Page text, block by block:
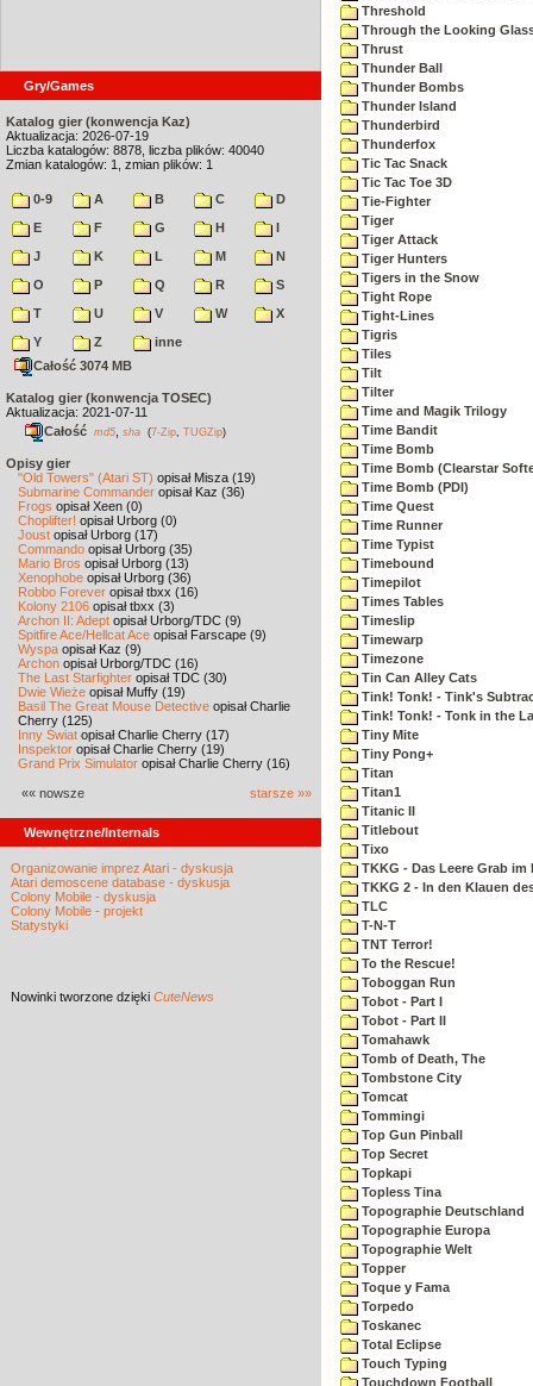
Gry/Games
Katalog gier (konwencja Kaz)
Aktualizacja: 2026-07-19
Liczba katalogów: 8878, liczba plików: 40040
Zmian katalogów: 1, zmian plików: 1
0-9 A B C
D
E
F G H
I
J
K L M
N
O
P Q R
S
T
U V W
X
Y
Z
inne
Całość 3074 MB
Katalog gier (konwencja TOSEC)
Aktualizacja: 2021-07-11
Całość md5 sha (7-Zip TUGZip)
Opisy gier
"Old Towers" (Atari ST) opisał Misza (19)
Submarine Commander opisał Kaz (36)
Frogs opisał Xeen (0)
Choplifter! opisał Urborg (0)
Joust opisał Urborg (17)
Commando opisał Urborg (35)
Mario Bros opisał Urborg (13)
Xenophobe opisał Urborg (36)
Robbo Forever opisał tbxx (16)
Kolony 2106 opisał tbxx (3)
Archon II: Adept opisał Urborg/TDC (9)
Spitfire Ace/Hellcat Ace opisał Farscape (9)
Wyspa opisał Kaz (9)
Archon opisał Urborg/TDC (16)
The Last Starfighter opisał TDC (30)
Dwie Wieże opisał Muffy (19)
Basil The Great Mouse Detective opisał Charlie
Cherry (125)
Inny Świat opisał Charlie Cherry (17)
Inspektor opisał Charlie Cherry (19)
Grand Prix Simulator opisał Charlie Cherry (16)
«« nowsze starsze »»
Wewnętrzne/Internals
Organizowanie imprez Atari - dyskusja
Atari demoscene database - dyskusja
Colony Mobile - dyskusja
Colony Mobile - projekt
Statystyki
Nowinki tworzone dzięki CuteNews
Threshold
Through the Looking
Thrust
Thunder Ball
Thunder Bombs
Thunder Island
Thunderbird
Thunderfox
Tic Tac Snack
Tic Tac Toe 3D
Tie-Fighter
Tiger
Tiger Attack
Tiger Hunters
Tigers in the Snow
Tight Rope
Tight-Lines
Tigris
Tiles
Tilt
Tilter
Time and Magik Trilogy
Time Bandit
Time Bomb
Time Bomb (Clearstar
Time Bomb (PDI)
Time Quest
Time Runner
Time Typist
Timebound
Timepilot
Times Tables
Timeslip
Timewarp
Timezone
Tin Can Alley Cats
Tink! Tonk! - Tink's
Tink! Tonk! - Tonk in the
Tiny Mite
Tiny Pong+
Titan
Titan1
Titanic II
Titlebout
Tixo
TKKG - Das Leere Grab im
TKKG 2 - In den Klauen
TLC
T-N-T
TNT Terror!
To the Rescue!
Toboggan Run
Tobot - Part I
Tobot - Part II
Tomahawk
Tomb of Death, The
Tombstone City
Tomcat
Tommingi
Top Gun Pinball
Top Secret
Topkapi
Topless Tina
Topographie Deutschland
Topographie Europa
Topographie Welt
Topper
Toque y Fama
Torpedo
Toskanec
Total Eclipse
Touch Typing
Touchdown Football